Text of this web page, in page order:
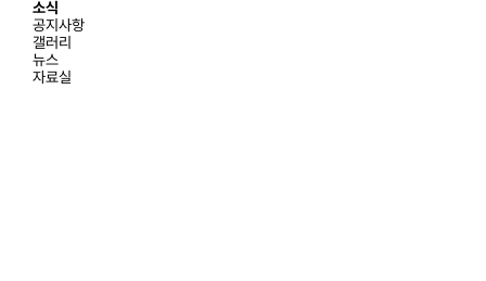
소식
공지사항
갤러리
뉴스
자료실